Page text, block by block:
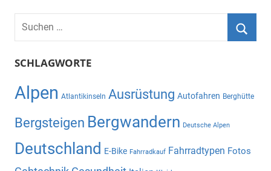
Suchen
nach:
SCHLAGWORTE
Alpen Atlantikinseln Ausrüstung Autofahren Berghütte
Bergsteigen Bergwandern Deutsche Alpen
Deutschland E-Bike Fahrradkauf Fahrradtypen Fotos